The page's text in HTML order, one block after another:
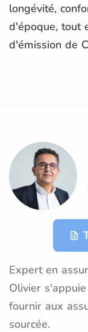
longévité,
d'époque, tout
d'émission de
Expert en
Olivier
fournir aux
sourcée.